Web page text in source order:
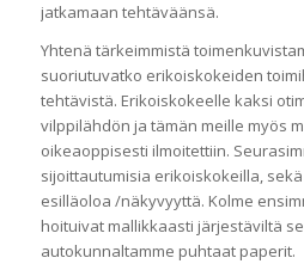
jatkamaan tehtäväänsä.
Yhtenä tärkeimmistä
suoriutuvatko erikoiskokeiden
tehtävistä. Erikoiskokeelle kaksi
vilppilähdön ja tämän meille myös
oikeaoppisesti ilmoitettiin.
sijoittautumisia erikoiskokeilla,
esilläoloa /näkyvyyttä. Kolme
hoituivat mallikkaasti järjestäviltä
autokunnaltamme puhtaat paperit.